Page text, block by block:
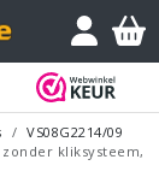
VS08G2214/09
zonder kliksysteem,
Vraagje?